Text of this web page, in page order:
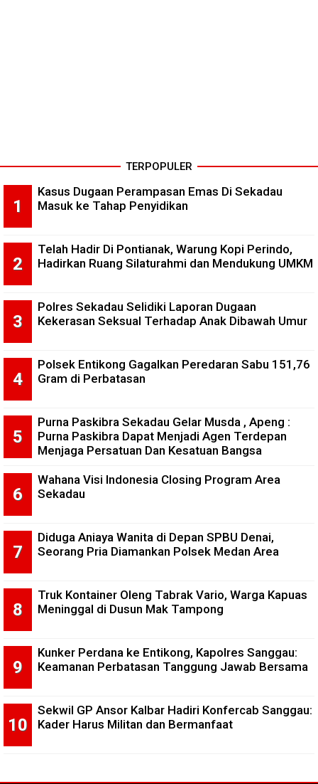
TERPOPULER
Kasus Dugaan Perampasan Emas Di Sekadau
Masuk ke Tahap Penyidikan
Telah Hadir Di Pontianak, Warung Kopi Perindo,
Hadirkan Ruang Silaturahmi dan Mendukung UMKM
Polres Sekadau Selidiki Laporan Dugaan
Kekerasan Seksual Terhadap Anak Dibawah Umur
Polsek Entikong Gagalkan Peredaran Sabu 151,76
Gram di Perbatasan
Purna Paskibra Sekadau Gelar Musda , Apeng :
Purna Paskibra Dapat Menjadi Agen Terdepan
Menjaga Persatuan Dan Kesatuan Bangsa
Wahana Visi Indonesia Closing Program Area
Sekadau
Diduga Aniaya Wanita di Depan SPBU Denai,
Seorang Pria Diamankan Polsek Medan Area
Truk Kontainer Oleng Tabrak Vario, Warga Kapuas
Meninggal di Dusun Mak Tampong
Kunker Perdana ke Entikong, Kapolres Sanggau:
Keamanan Perbatasan Tanggung Jawab Bersama
Sekwil GP Ansor Kalbar Hadiri Konfercab Sanggau:
Kader Harus Militan dan Bermanfaat